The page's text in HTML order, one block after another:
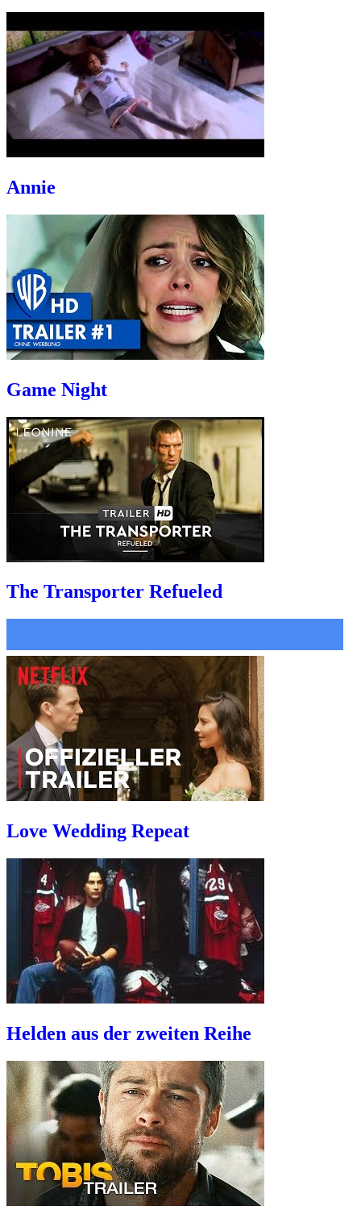
Annie
Game Night
The Transporter Refueled
Love Wedding Repeat
Helden aus der zweiten Reihe